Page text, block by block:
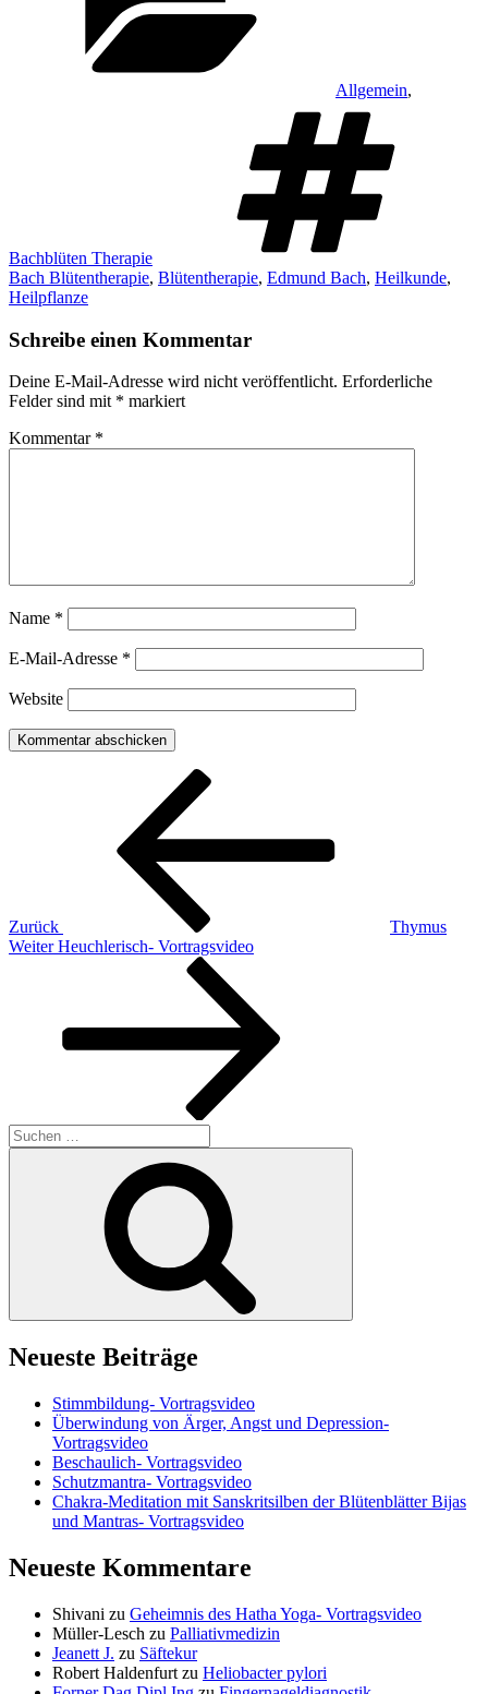
Allgemein,
Bachblüten Therapie
Bach Blütentherapie, Blütentherapie, Edmund Bach, Heilkunde,
Heilpflanze
Schreibe einen Kommentar
Deine E-Mail-Adresse wird nicht veröffentlicht. Erforderliche
Felder sind mit * markiert
Kommentar *
Name *
E-Mail-Adresse *
Website
Beitragsnavigation
Zurück
Thymus
Nächster
Weiter Heuchlerisch- Vortragsvideo
Suchen
nach:
Neueste Beiträge
Stimmbildung- Vortragsvideo
Überwindung von Ärger, Angst und Depression-
Vortragsvideo
Beschaulich- Vortragsvideo
Schutzmantra- Vortragsvideo
Chakra-Meditation mit Sanskritsilben der Blütenblätter Bijas
und Mantras- Vortragsvideo
Neueste Kommentare
Shivani zu Geheimnis des Hatha Yoga- Vortragsvideo
Müller-Lesch zu Palliativmedizin
Jeanett J. zu Säftekur
Robert Haldenfurt zu Heliobacter pylori